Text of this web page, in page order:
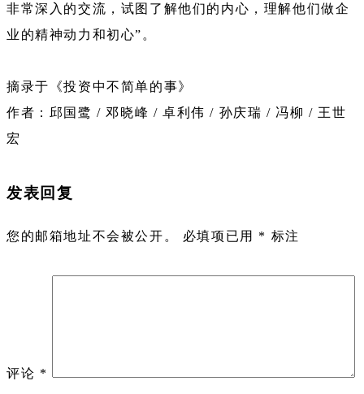
非常深入的交流，试图了解他们的内心，理解他们做企
业的精神动力和初心”。
摘录于《投资中不简单的事》
作者：邱国鹭 / 邓晓峰 / 卓利伟 / 孙庆瑞 / 冯柳 / 王世
宏
发表回复
您的邮箱地址不会被公开。 必填项已用 * 标注
评论 *